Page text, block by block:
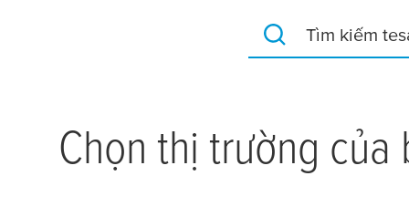
Tìm kiếm tesa.com
Chọn thị trường của